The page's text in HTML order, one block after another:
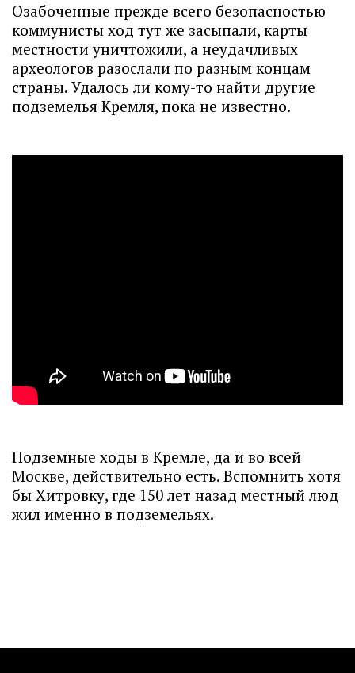
Озабоченные прежде всего безопасностью
коммунисты ход тут же засыпали, карты
местности уничтожили, а неудачливых
археологов разослали по разным концам
страны. Удалось ли кому-то найти другие
подземелья Кремля, пока не известно.
Подземные ходы в Кремле, да и во всей
Москве, действительно есть. Вспомнить хотя
бы Хитровку, где 150 лет назад местный люд
жил именно в подземельях.